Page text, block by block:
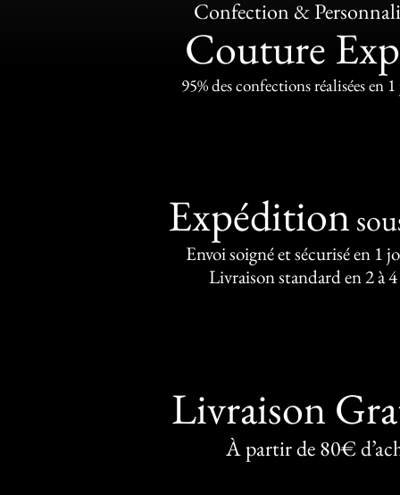
Confection &
Couture
95% des confections réalisées en
Expédition
Envoi soigné et sécurisé en 1
Livraison standard en 2 à
Livraison
À partir de 80€